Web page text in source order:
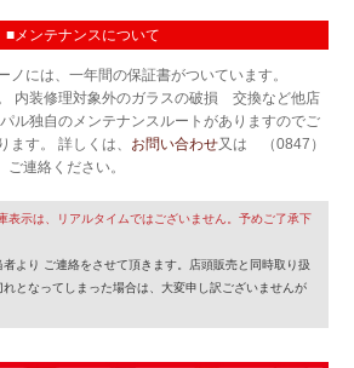
■メンテナンスについて
ノには、一年間の保証書がついています。
内装修理対象外のガラスの破損 交換など他店
ル独自のメンテナンスルートがありますのでご
ます。 詳しくは、 お問い合わせ又は （0847）
連絡ください。
表示は、リアルタイムではございません。予めご了承下
より ご連絡をさせて頂きます。店頭販売と同時取り扱
となってしまった場合は、大変申し訳ございませんが